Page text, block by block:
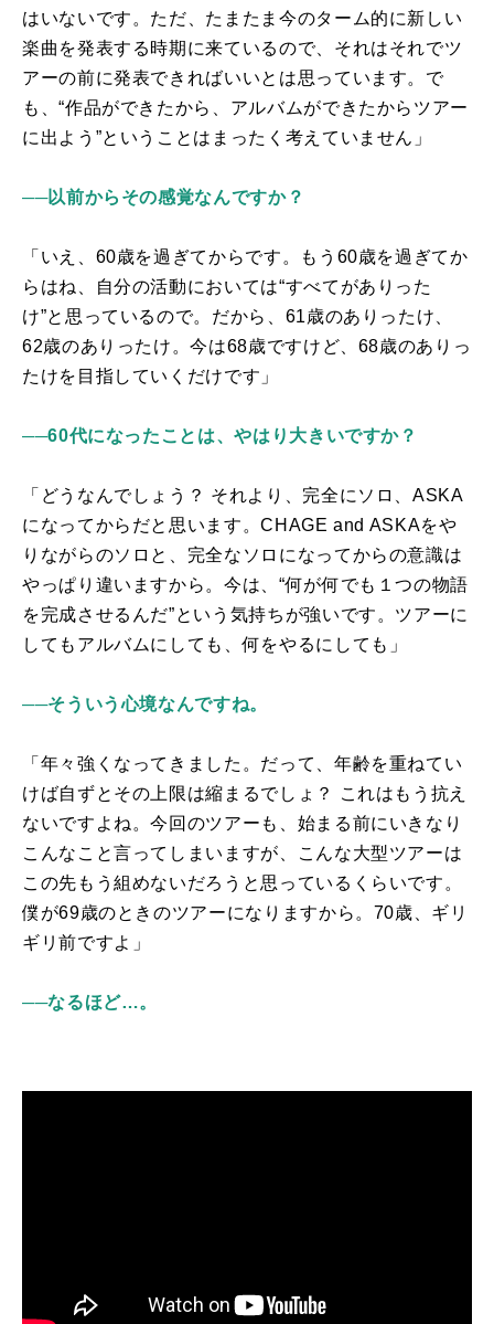
はいないです。ただ、たまたま今のターム的に新しい
楽曲を発表する時期に来ているので、それはそれでツ
アーの前に発表できればいいとは思っています。で
も、“作品ができたから、アルバムができたからツアー
に出よう”ということはまったく考えていません」
──以前からその感覚なんですか？
「いえ、60歳を過ぎてからです。もう60歳を過ぎてか
らはね、自分の活動においては“すべてがありった
け”と思っているので。だから、61歳のありったけ、
62歳のありったけ。今は68歳ですけど、68歳のありっ
たけを目指していくだけです」
──60代になったことは、やはり大きいですか？
「どうなんでしょう？ それより、完全にソロ、ASKA
になってからだと思います。CHAGE and ASKAをや
りながらのソロと、完全なソロになってからの意識は
やっぱり違いますから。今は、“何が何でも１つの物語
を完成させるんだ”という気持ちが強いです。ツアーに
してもアルバムにしても、何をやるにしても」
──そういう心境なんですね。
「年々強くなってきました。だって、年齢を重ねてい
けば自ずとその上限は縮まるでしょ？ これはもう抗え
ないですよね。今回のツアーも、始まる前にいきなり
こんなこと言ってしまいますが、こんな大型ツアーは
この先もう組めないだろうと思っているくらいです。
僕が69歳のときのツアーになりますから。70歳、ギリ
ギリ前ですよ」
──なるほど…。